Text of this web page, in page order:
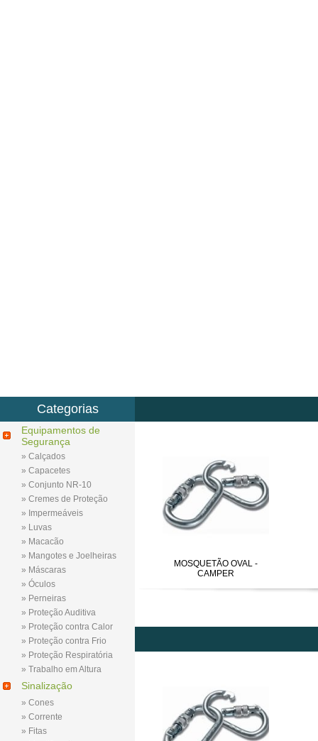
Categorias
Equipamentos de
Segurança
» Calçados
» Capacetes
» Conjunto NR-10
» Cremes de Proteção
» Impermeáveis
» Luvas
» Macacão
» Mangotes e Joelheiras
» Máscaras
» Óculos
» Perneiras
» Proteção Auditiva
» Proteção contra Calor
» Proteção contra Frio
» Proteção Respiratória
» Trabalho em Altura
Sinalização
» Cones
» Corrente
» Fitas
MOSQUETÃO OVAL -
CAMPER